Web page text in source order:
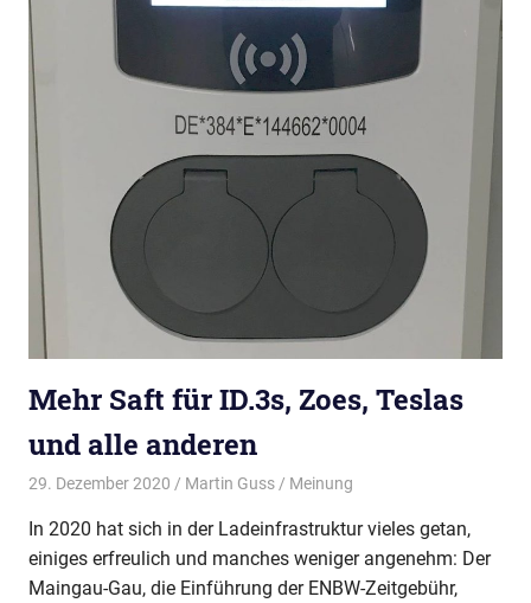
Mehr Saft für ID.3s, Zoes, Teslas
und alle anderen
29. Dezember 2020 Martin Guss Meinung
In 2020 hat sich in der Ladeinfrastruktur vieles getan,
einiges erfreulich und manches weniger angenehm: Der
Maingau-Gau, die Einführung der ENBW-Zeitgebühr,